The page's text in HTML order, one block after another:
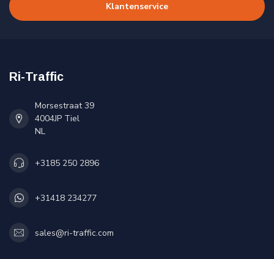
Klantenservice
Ri-Traffic
Morsestraat 39
4004JP Tiel
NL
+3185 250 2896
+31418 234277
sales@ri-traffic.com